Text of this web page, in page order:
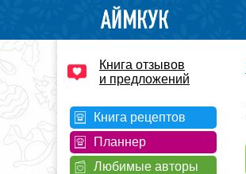
Книга отзывов
и предложений
Книга рецептов
Планнер
Любимые авторы